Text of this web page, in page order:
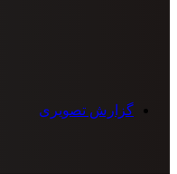
گزارش تصویری